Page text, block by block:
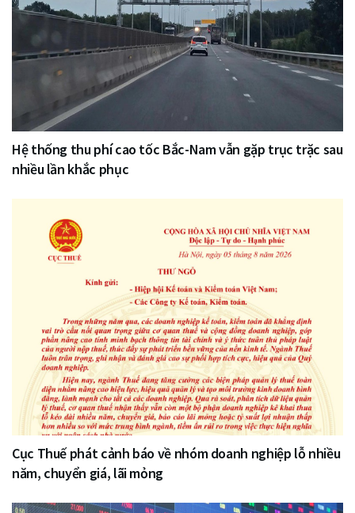
Hệ thống thu phí cao tốc Bắc-Nam vẫn gặp trục trặc sau
nhiều lần khắc phục
Cục Thuế phát cảnh báo về nhóm doanh nghiệp lỗ nhiều
năm, chuyển giá, lãi mỏng